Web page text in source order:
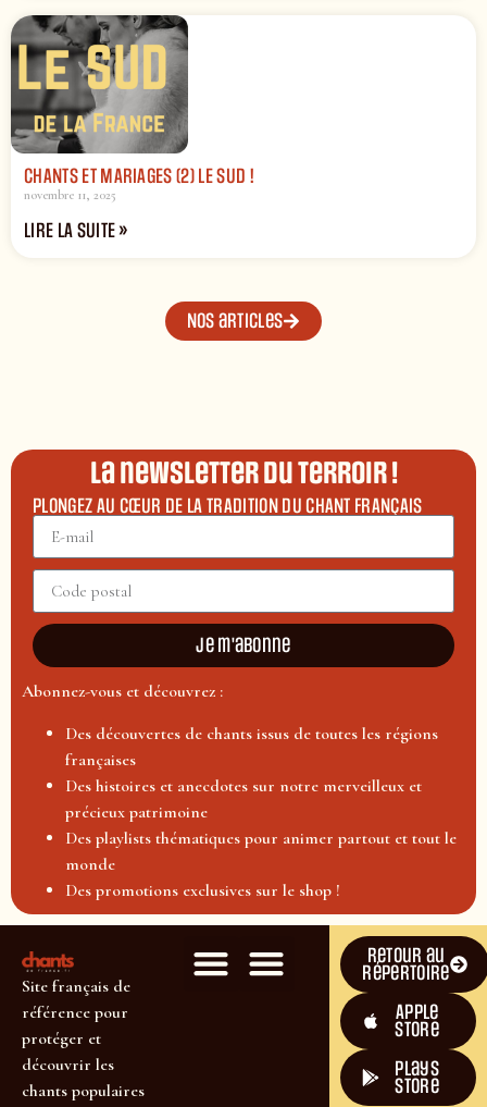
CHANTS ET MARIAGES (2) LE SUD !
novembre 11, 2025
LIRE LA SUITE »
Nos articles
La newsletter du terroir !
PLONGEZ AU CŒUR DE LA TRADITION DU CHANT FRANÇAIS
Je m'abonne
Abonnez-vous et découvrez :
Des découvertes de chants issus de toutes les régions
françaises
Des histoires et anecdotes sur notre merveilleux et
précieux patrimoine
Des playlists thématiques pour animer partout et tout le
monde
Des promotions exclusives sur le shop !
Site français de
référence pour
protéger et
découvrir les
chants populaires
Retour au
répertoire
Apple
Store
plays
store